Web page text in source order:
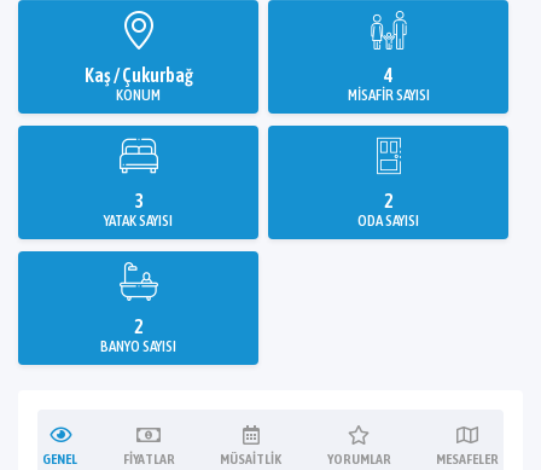
Kaş / Çukurbağ
KONUM
4
MISAFIR SAYISI
3
YATAK SAYISI
2
ODA SAYISI
2
BANYO SAYISI
GENEL FIYATLAR MÜSAITLIK YORUMLAR MESAFELER